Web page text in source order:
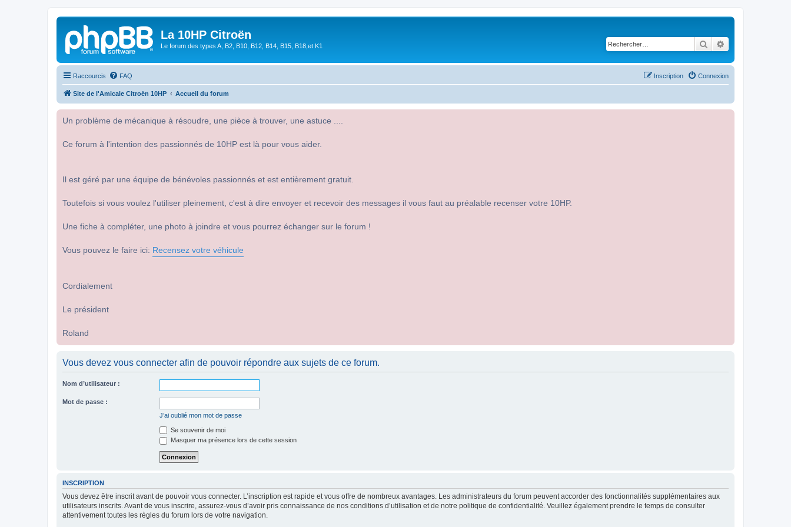
La 10HP Citroën
Le forum des types A, B2, B10, B12, B14, B15, B18,et K1 Rechercher
Raccourcis FAQ Connexion
Inscription
Site de l'Amicale Citroën 10HP Accueil du forum
Un problème de mécanique à résoudre, une pièce à trouver, une astuce ....
Ce forum à l'intention des passionnés de 10HP est là pour vous aider.
Il est géré par une équipe de bénévoles passionnés et est entièrement gratuit.
Toutefois si vous voulez l'utiliser pleinement, c'est à dire envoyer et recevoir des messages il vous faut au préalable recenser votre 10HP.
Une fiche à compléter, une photo à joindre et vous pourrez échanger sur le forum !
Vous pouvez le faire ici: Recensez votre véhicule
Cordialement
Le président
Roland
Vous devez vous connecter afin de pouvoir répondre aux sujets de ce forum.
Nom d’utilisateur :
Mot de passe :
J’ai oublié mon mot de passe
Se souvenir de moi
Masquer ma présence lors de cette session
INSCRIPTION
Vous devez être inscrit avant de pouvoir vous connecter. L’inscription est rapide et vous offre de nombreux avantages. Les administrateurs du forum peuvent accorder des fonctionnalités supplémentaires aux
utilisateurs inscrits. Avant de vous inscrire, assurez-vous d’avoir pris connaissance de nos conditions d’utilisation et de notre politique de confidentialité. Veuillez également prendre le temps de consulter
attentivement toutes les règles du forum lors de votre navigation.